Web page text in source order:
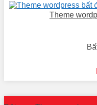
Theme